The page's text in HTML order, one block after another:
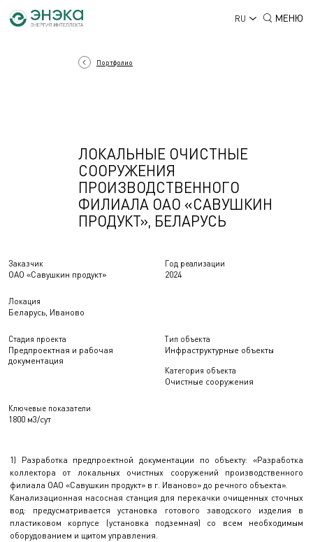
RU МЕНЮ
Заказчик
ОАО «Савушкин продукт»
Год реализации
2024
Локация
Беларусь, Иваново
Стадия проекта
Предпроектная и рабочая
документация
Тип объекта
Инфраструктурные объекты
Категория объекта
Очистные сооружения
Ключевые показатели
1800 м3/сут
Портфолио
ЛОКАЛЬНЫЕ ОЧИСТНЫЕ
СООРУЖЕНИЯ
ПРОИЗВОДСТВЕННОГО
ФИЛИАЛА ОАО «САВУШКИН
ПРОДУКТ», БЕЛАРУСЬ
1) Разработка предпроектной документации по объекту: «Разработка
коллектора от локальных очистных сооружений производственного
филиала ОАО «Савушкин продукт» в г. Иваново» до речного объекта».
Канализационная насосная станция для перекачки очищенных сточных
вод: предусматривается установка готового заводского изделия в
пластиковом корпусе (установка подземная) со всем необходимым
оборудованием и щитом управления.